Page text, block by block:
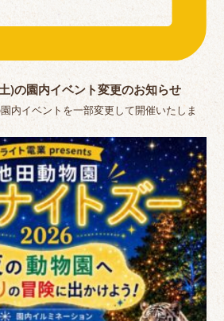
)の園内イベント変更のお知らせ
内イベントを一部変更して開催いたしま